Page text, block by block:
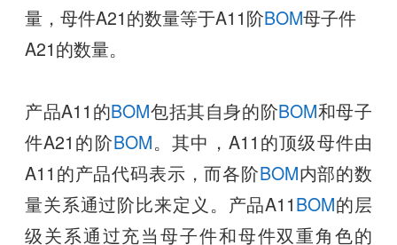
量，母件A21的数量等于A11阶BOM母子件
A21的数量。
产品A11的BOM包括其自身的阶BOM和母子
件A21的阶BOM。其中，A11的顶级母件由
A11的产品代码表示，而各阶BOM内部的数
量关系通过阶比来定义。产品A11BOM的层
级关系通过充当母子件和母件双重角色的